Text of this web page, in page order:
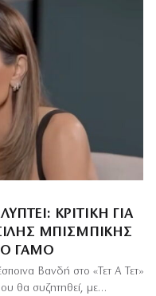
ΚΡΙΤΙΚΉ ΓΙΑ
ΜΠΙΣΜΠΊΚΗΣ
ΓΆΜΟ
Βανδή στο «Τετ Α Τετ»
θα συζητηθεί, με…